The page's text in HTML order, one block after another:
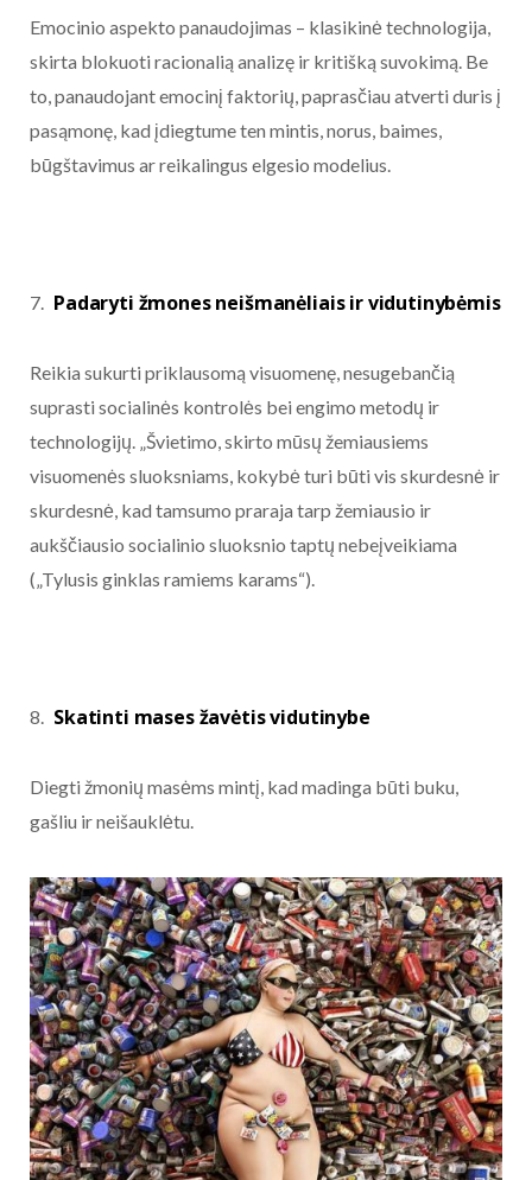
Emocinio aspekto panaudojimas – klasikinė technologija,
skirta blokuoti racionalią analizę ir kritišką suvokimą. Be
to, panaudojant emocinį faktorių, paprasčiau atverti duris į
pasąmonę, kad įdiegtume ten mintis, norus, baimes,
būgštavimus ar reikalingus elgesio modelius.
Padaryti žmones neišmanėliais ir vidutinybėmis
Reikia sukurti priklausomą visuomenę, nesugebančią
suprasti socialinės kontrolės bei engimo metodų ir
technologijų. „Švietimo, skirto mūsų žemiausiems
visuomenės sluoksniams, kokybė turi būti vis skurdesnė ir
skurdesnė, kad tamsumo praraja tarp žemiausio ir
aukščiausio socialinio sluoksnio taptų nebeįveikiama
(„Tylusis ginklas ramiems karams“).
Skatinti mases žavėtis vidutinybe
Diegti žmonių masėms mintį, kad madinga būti buku,
gašliu ir neišauklėtu.